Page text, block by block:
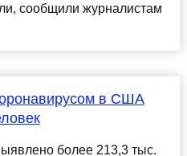
сообщили журналистам
в США
более 213,3 тыс.